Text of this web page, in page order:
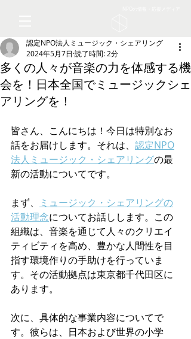
多くの人々が音楽の力を体感する機
会を！日本全国でミュージックシェ
アリングを！
認定NPO法人ミュージック・シェアリング
2024年5月7日 読了時間: 2分
皆さん、こんにちは！今日は特別なお
話をお届けします。それは、 認定NPO
法人ミュージック・シェアリングの最
新の活動についてです。
まず、
ミュージック・シェアリングの
活動理念についてお話しします。この
組織は、音楽を通じて人々のクリエイ
ティビティを高め、豊かな人間性を目
指す環境作りの手助けを行っていま
す。その活動拠点は東京都千代田区に
あります。
次に、具体的な事業内容についてで
す。彼らは、日本および世界の小学